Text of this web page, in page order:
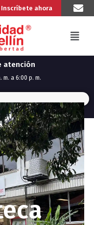
Inscríbete ahora
atención
m. a 6:00 p. m.